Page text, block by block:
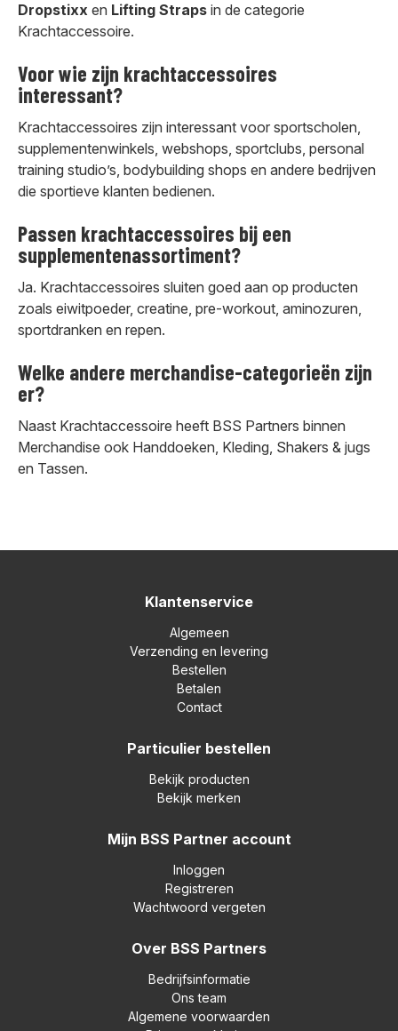
Dropstixx en Lifting Straps in de categorie
Krachtaccessoire.
Voor wie zijn krachtaccessoires
interessant?
Krachtaccessoires zijn interessant voor sportscholen,
supplementenwinkels, webshops, sportclubs, personal
training studio’s, bodybuilding shops en andere bedrijven
die sportieve klanten bedienen.
Passen krachtaccessoires bij een
supplementenassortiment?
Ja. Krachtaccessoires sluiten goed aan op producten
zoals eiwitpoeder, creatine, pre-workout, aminozuren,
sportdranken en repen.
Welke andere merchandise-categorieën zijn
er?
Naast Krachtaccessoire heeft BSS Partners binnen
Merchandise ook Handdoeken, Kleding, Shakers & jugs
en Tassen.
Klantenservice
Algemeen
Verzending en levering
Bestellen
Betalen
Contact
Particulier bestellen
Bekijk producten
Bekijk merken
Mijn BSS Partner account
Inloggen
Registreren
Wachtwoord vergeten
Over BSS Partners
Bedrijfsinformatie
Ons team
Algemene voorwaarden